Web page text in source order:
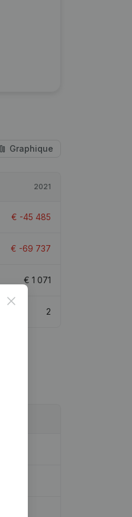
Graphique
2021
€ -45 485
€ -69 737
€ 1 071
2
Close